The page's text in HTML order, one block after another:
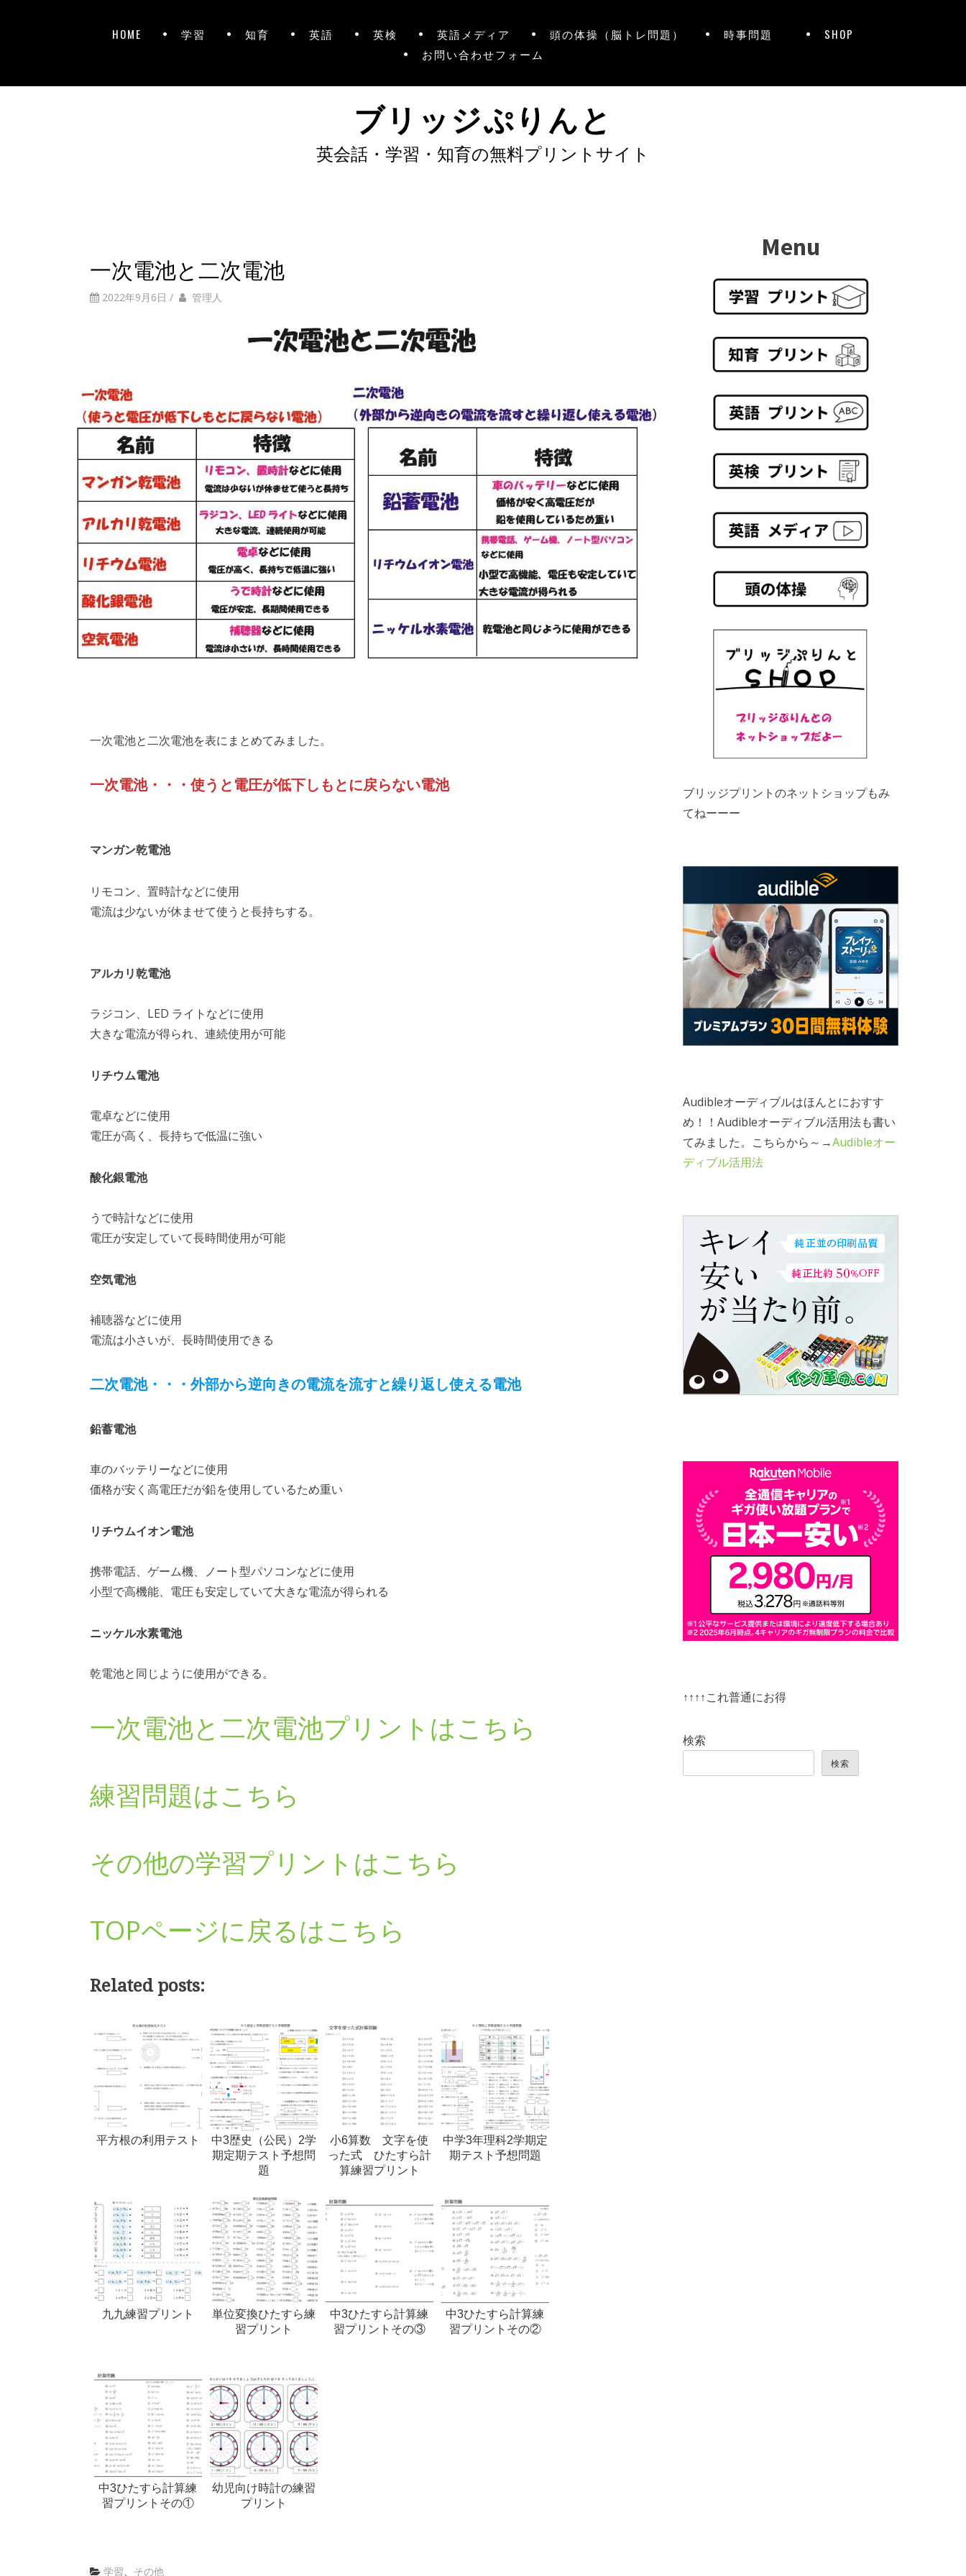
HOME 学習 知育 英語 英検 英語メディア 頭の体操（脳トレ問題） 時事問題
SHOP
お問い合わせフォーム
ブリッジぷりんと
英会話・学習・知育の無料プリントサイト
一次電池と二次電池
2022年9月6日 / 管理人
一次電池と二次電池を表にまとめてみました。
一次電池・・・使うと電圧が低下しもとに戻らない電池
マンガン乾電池
リモコン、置時計などに使用
電流は少ないが休ませて使うと長持ちする。
アルカリ乾電池
ラジコン、LED ライトなどに使用
大きな電流が得られ、連続使用が可能
リチウム電池
電卓などに使用
電圧が高く、長持ちで低温に強い
酸化銀電池
うで時計などに使用
電圧が安定していて長時間使用が可能
空気電池
補聴器などに使用
電流は小さいが、長時間使用できる
二次電池・・・外部から逆向きの電流を流すと繰り返し使える電池
鉛蓄電池
車のバッテリーなどに使用
価格が安く高電圧だが鉛を使用しているため重い
リチウムイオン電池
携帯電話、ゲーム機、ノート型パソコンなどに使用
小型で高機能、電圧も安定していて大きな電流が得られる
ニッケル水素電池
乾電池と同じように使用ができる。
一次電池と二次電池プリントはこちら
練習問題はこちら
その他の学習プリントはこちら
TOPページに戻るはこちら
Related posts:
平方根の利用テスト
中3歴史（公民）2学
期定期テスト予想問
題
小6算数 文字を使
った式 ひたすら計
算練習プリント
中学3年理科2学期定
期テスト予想問題
九九練習プリント
単位変換ひたすら練
習プリント
中3ひたすら計算練
習プリントその③
中3ひたすら計算練
習プリントその②
中3ひたすら計算練
習プリントその①
幼児向け時計の練習
プリント
学習、 その他
Menu
ブリッジプリントのネットショップもみ
てねーーー
Audibleオーディブルはほんとにおすす
め！！Audibleオーディブル活用法も書い
てみました。こちらから～→Audibleオー
ディブル活用法
↑↑↑↑これ普通にお得
検索
検索